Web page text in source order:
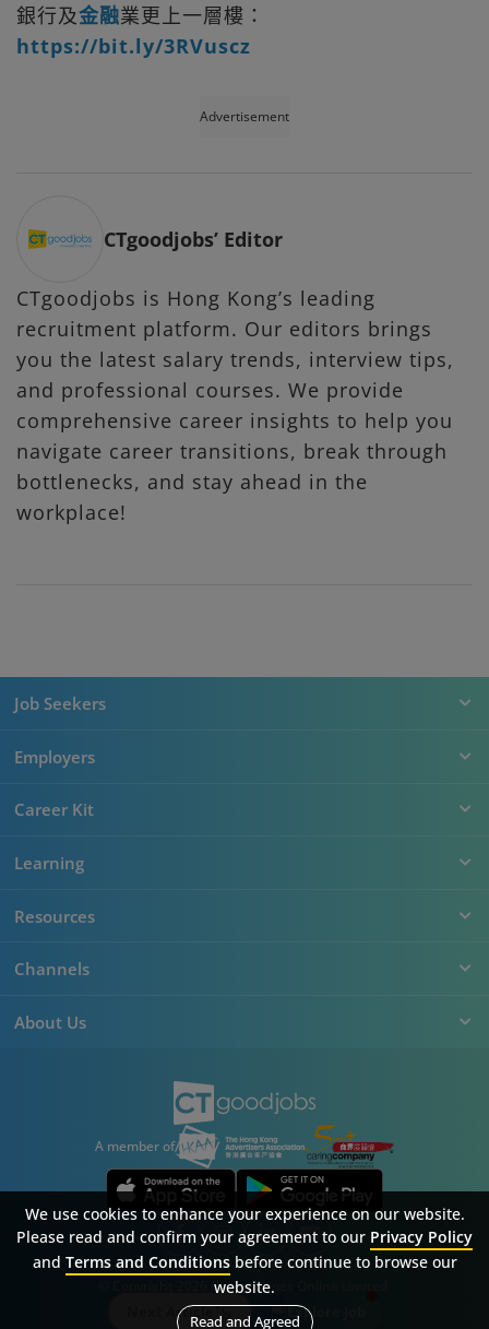
Next Article Explore Job
銀行及金融業更上一層樓：
https://bit.ly/3RVuscz
Advertisement
CTgoodjobs’ Editor
CTgoodjobs is Hong Kong’s leading
recruitment platform. Our editors brings
you the latest salary trends, interview tips,
and professional courses. We provide
comprehensive career insights to help you
navigate career transitions, break through
bottlenecks, and stay ahead in the
workplace!
Job Seekers
Employers
Career Kit
Learning
Resources
Channels
About Us
A member of
© Copyright 2026 Career Times Online Limited.
All rights reserved.
SitemapFAQPrivacy PolicyTerms & Conditions
We use cookies to enhance your experience on our website.
Please read and confirm your agreement to our Privacy Policy
and Terms and Conditionsbefore continue to browse our
website.
Read and Agreed